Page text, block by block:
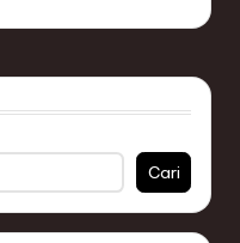
Cari